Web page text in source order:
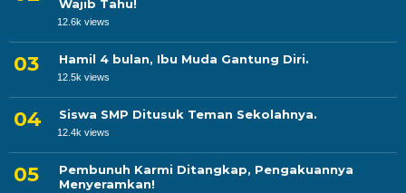
Wajib Tahu!
12.6k views
Hamil 4 bulan, Ibu Muda Gantung Diri.
12.5k views
Siswa SMP Ditusuk Teman Sekolahnya.
12.4k views
Pembunuh Karmi Ditangkap, Pengakuannya
Menyeramkan!